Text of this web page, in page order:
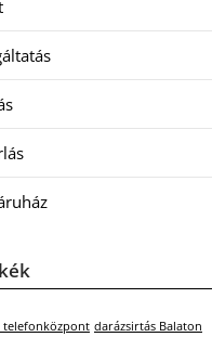
telefonközpont darázsirtás Balaton